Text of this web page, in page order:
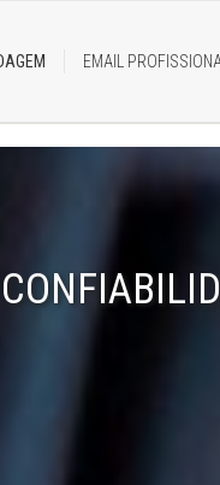
EMAIL